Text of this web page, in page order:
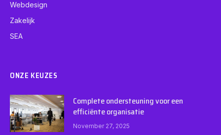
Webdesign
Zakelijk
SEA
ONZE KEUZES
Complete ondersteuning voor een
efficiënte organisatie
November 27, 2025